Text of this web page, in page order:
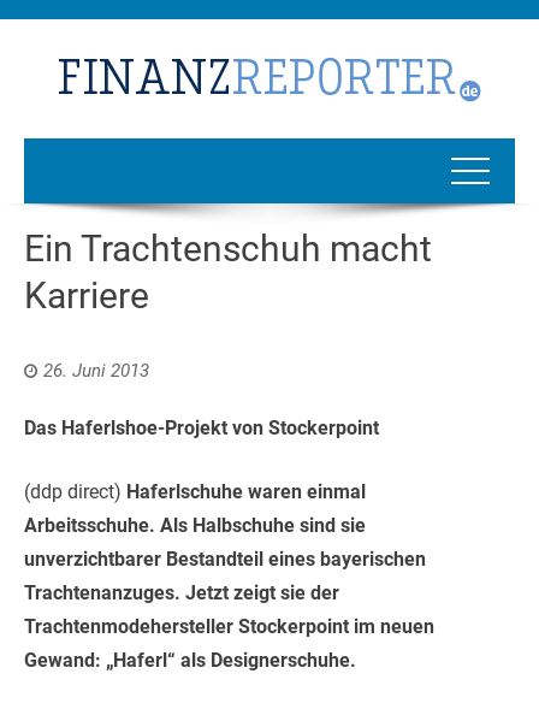
Ein Trachtenschuh macht
Karriere
26. Juni 2013
Das Haferlshoe-Projekt von Stockerpoint
(ddp direct) Haferlschuhe waren einmal
Arbeitsschuhe. Als Halbschuhe sind sie
unverzichtbarer Bestandteil eines bayerischen
Trachtenanzuges. Jetzt zeigt sie der
Trachtenmodehersteller Stockerpoint im neuen
Gewand: „Haferl“ als Designerschuhe.